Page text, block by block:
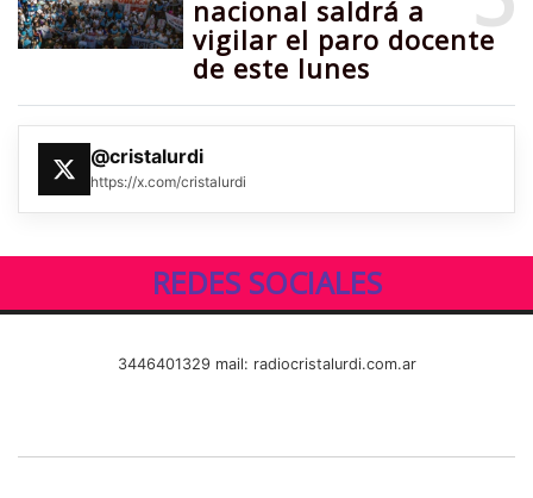
nacional saldrá a
vigilar el paro docente
de este lunes
@cristalurdi
https://x.com/cristalurdi
REDES SOCIALES
3446401329 mail: radiocristalurdi.com.ar